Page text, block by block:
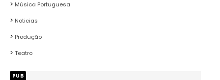
Música Portuguesa
Noticias
Produção
Teatro
PUB